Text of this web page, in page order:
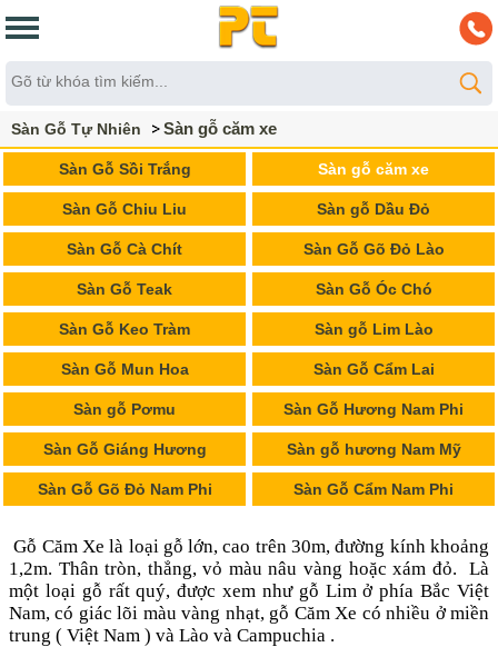
Sàn Gỗ Tự Nhiên Sàn gỗ căm xe
Sàn Gỗ Sồi Trắng Sàn gỗ căm xe
Sàn Gỗ Chiu Liu Sàn gỗ Dầu Đỏ
Sàn Gỗ Cà Chít Sàn Gỗ Gõ Đỏ Lào
Sàn Gỗ Teak Sàn Gỗ Óc Chó
Sàn Gỗ Keo Tràm Sàn gỗ Lim Lào
Sàn Gỗ Mun Hoa Sàn Gỗ Cẩm Lai
Sàn gỗ Pơmu Sàn Gỗ Hương Nam Phi
Sàn Gỗ Giáng Hương Sàn gỗ hương Nam Mỹ
Sàn Gỗ Gõ Đỏ Nam Phi Sàn Gỗ Cẩm Nam Phi
Gỗ Căm Xe là loại gỗ lớn, cao trên 30m, đường kính khoảng
1,2m. Thân tròn, thẳng, vỏ màu nâu vàng hoặc xám đỏ. Là
một loại gỗ rất quý, được xem như gỗ Lim ở phía Bắc Việt
Nam, có giác lõi màu vàng nhạt, gỗ Căm Xe có nhiều ở miền
trung ( Việt Nam ) và Lào và Campuchia .